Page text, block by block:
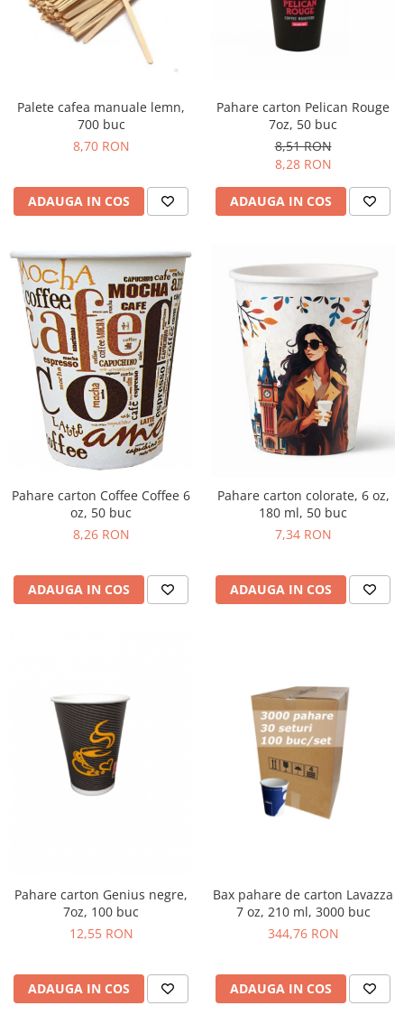
Palete cafea manuale lemn,
700 buc
8,70 RON
ADAUGA IN COS
Pahare carton Pelican Rouge
7oz, 50 buc
8,51 RON
8,28 RON
ADAUGA IN COS
Pahare carton Coffee Coffee 6
oz, 50 buc
8,26 RON
ADAUGA IN COS
Pahare carton colorate, 6 oz,
180 ml, 50 buc
7,34 RON
ADAUGA IN COS
Pahare carton Genius negre,
7oz, 100 buc
12,55 RON
ADAUGA IN COS
Bax pahare de carton Lavazza
7 oz, 210 ml, 3000 buc
344,76 RON
ADAUGA IN COS